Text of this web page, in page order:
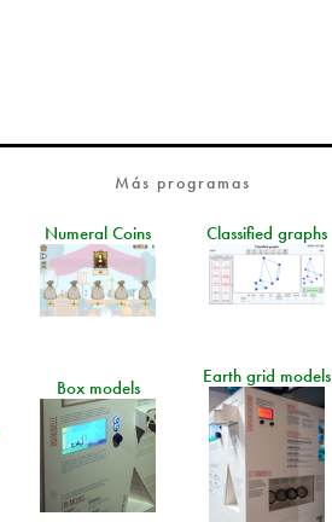
Más programas
Numeral Coins Classified graphs
Earth grid models
Box models